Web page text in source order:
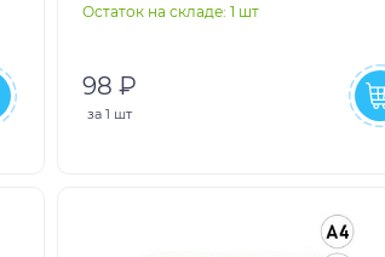
поверхности- песок,
Остаток на складе: 1 шт
98 ₽
за1 шт